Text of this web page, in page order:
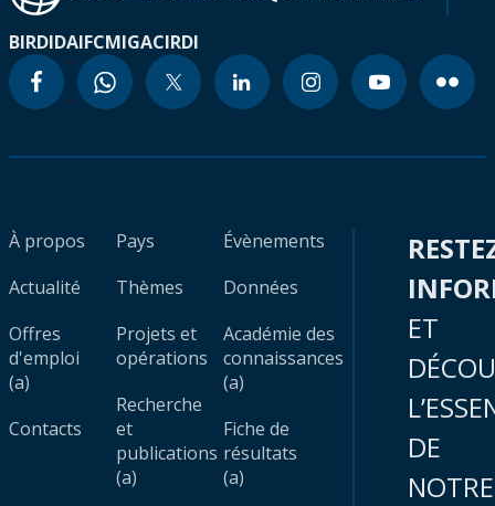
BIRDIDAIFCMIGACIRDI
À propos
Actualité
Offres
d'emploi
(a)
Contacts
Pays
Thèmes
Projets et
opérations
Recherche
et
publications
(a)
Évènements
Données
Académie des
connaissances
(a)
Fiche de
résultats
(a)
ET
DE
NOTRE